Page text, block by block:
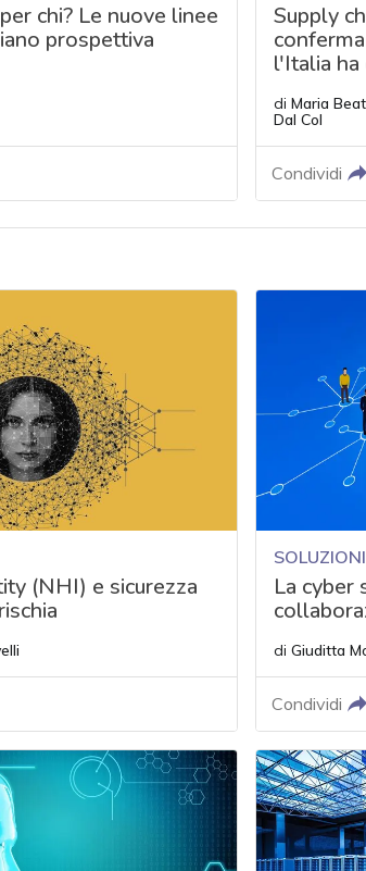
chi? Le nuove linee
prospettiva
Supply
l'Italia
di Maria
Dal Col
Condividi
(NHI) e sicurezza
La cyber
di Giuditta
Condividi